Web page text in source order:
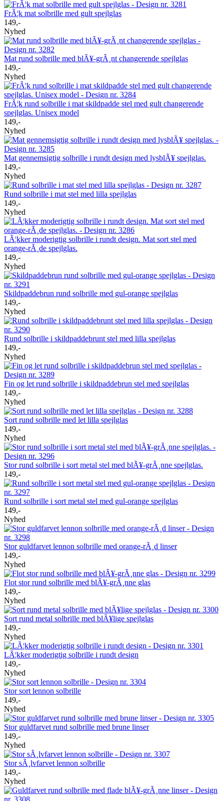
FrÃ¦k mat solbrille med gult spejlglas
149,-
Nyhed
Mat rund solbrille med blÃ¥-grÃ¸nt changerende spejlglas
149,-
Nyhed
FrÃ¦k rund solbrille i mat skildpadde stel med gult changerende
spejlglas. Unisex model
149,-
Nyhed
Mat gennemsigtig solbrille i rundt design med lysblÃ¥ spejlglas.
149,-
Nyhed
Rund solbrille i mat stel med lilla spejlglas
149,-
Nyhed
LÃ¦kker moderigtig solbrille i rundt design. Mat sort stel med
orange-rÃ¸de spejlglas.
149,-
Nyhed
Skildpaddebrun rund solbrille med gul-orange spejlglas
149,-
Nyhed
Rund solbrille i skildpaddebrunt stel med lilla spejlglas
149,-
Nyhed
Fin og let rund solbrille i skildpaddebrun stel med spejlglas
149,-
Nyhed
Sort rund solbrille med let lilla spejlglas
149,-
Nyhed
Stor rund solbrille i sort metal stel med blÃ¥-grÃ¸nne spejlglas.
149,-
Rund solbrille i sort metal stel med gul-orange spejlglas
149,-
Nyhed
Stor guldfarvet lennon solbrille med orange-rÃ¸d linser
149,-
Nyhed
Flot stor rund solbrille med blÃ¥-grÃ¸nne glas
149,-
Nyhed
Sort rund metal solbrille med blÃ¥lige spejlglas
149,-
Nyhed
LÃ¦kker moderigtig solbrille i rundt design
149,-
Nyhed
Stor sort lennon solbrille
149,-
Nyhed
Stor guldfarvet rund solbrille med brune linser
149,-
Nyhed
Stor sÃ¸lvfarvet lennon solbrille
149,-
Nyhed